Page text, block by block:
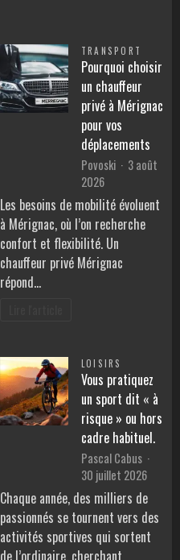
TRANSPORT
Pourquoi choisir
un chauffeur
privé à Mérignac
pour vos
déplacements
Povoski
3 août
2026
Les besoins de mobilité évoluent
à Mérignac, où l’on recherche
confort et flexibilité. Un
chauffeur privé Mérignac
répond…
LOISIRS
Vous pratiquez
un sport dit « à
risque » ou hors
cadre habituel.
Pascal Cabus
30 juillet 2026
Chaque année, des milliers de
passionnés se tournent vers des
activités sportives qui sortent
de l’ordinaire, cherchant